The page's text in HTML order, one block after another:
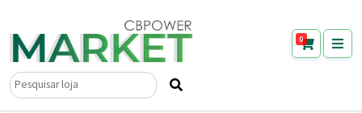
0
Pesquisar